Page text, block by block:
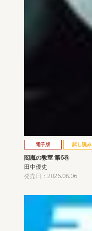
電子版 試し読み
閻魔の教室 第6巻
田中優吏
発売日：2026.08.06